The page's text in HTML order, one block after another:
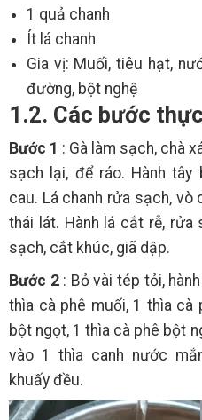
1 quả chanh
Ít lá chanh
Gia vị: Muối, tiêu hạt,
đường, bột nghệ
1.2. Các bước
Bước 1 : Gà làm sạch, chà
sạch lại, để ráo. Hành
cau. Lá chanh rửa sạch, vò
thái lát. Hành lá cắt rễ, rửa
sạch, cắt khúc, giã dập.
Bước 2: Bỏ vài tép tỏi,
thìa cà phê muối, 1 thìa cà
bột ngọt, 1 thìa cà phê bột
vào 1 thìa canh nước
khuấy đều.